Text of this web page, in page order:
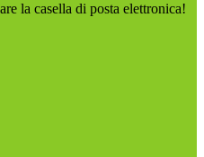
la casella di posta elettronica!